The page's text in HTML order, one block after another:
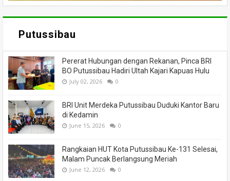
Putussibau
Pererat Hubungan dengan Rekanan, Pinca BRI
BO Putussibau Hadiri Ultah Kajari Kapuas Hulu
July 02, 2026 0
BRI Unit Merdeka Putussibau Duduki Kantor Baru
di Kedamin
June 15, 2026 0
Rangkaian HUT Kota Putussibau Ke-131 Selesai,
Malam Puncak Berlangsung Meriah
June 12, 2026 0